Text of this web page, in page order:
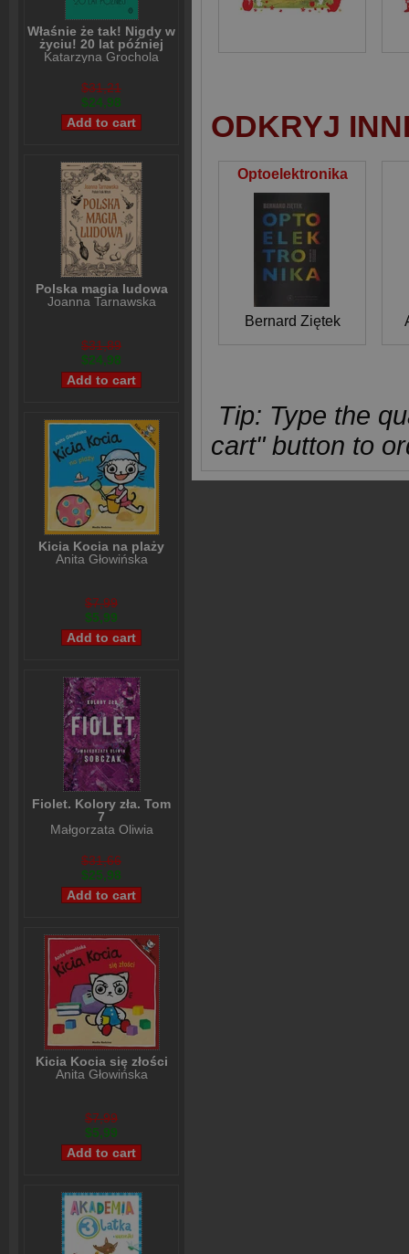
Właśnie że tak! Nigdy w
życiu! 20 lat później
Katarzyna Grochola
$31,21
$24,98
Polska magia ludowa
Joanna Tarnawska
$31,89
$24,98
Kicia Kocia na plaży
Anita Głowińska
$7,99
$5,99
Fiolet. Kolory zła. Tom
7
Małgorzata Oliwia
$31,66
$25,98
Kicia Kocia się złości
Anita Głowińska
$7,99
$5,99
ODKRYJ
Optoelektronika
Bernard Ziętek
Tip: Type the
cart" button to